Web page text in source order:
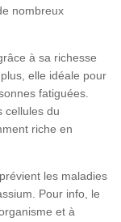
nombreux
à sa richesse
elle idéale pour
fatiguées.
cellules du
riche en
les maladies
Pour info, le
et à